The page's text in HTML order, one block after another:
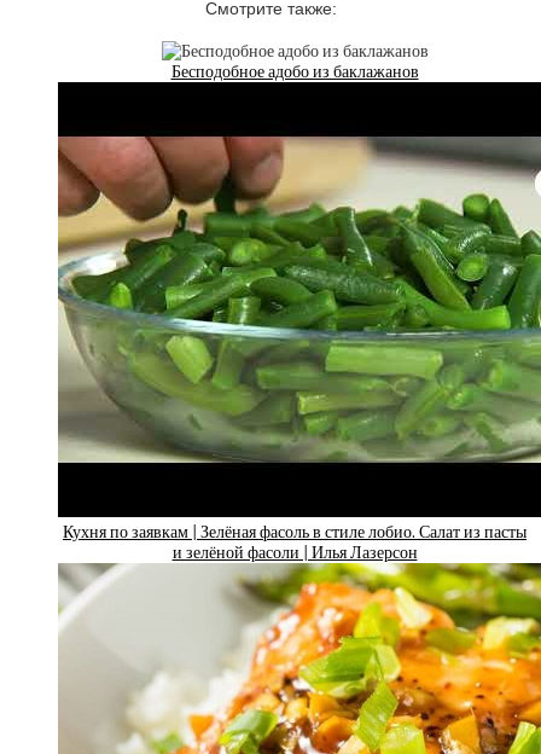
Смотрите также:
Бесподобное адобо из баклажанов
Кухня по заявкам | Зелёная фасоль в стиле лобио. Салат из пасты
и зелёной фасоли | Илья Лазерсон